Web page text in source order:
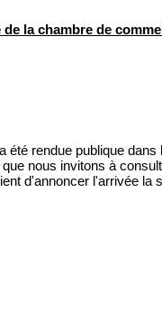
la chambre de
été rendue publique
nous invitons à
d'annoncer l'arrivée la